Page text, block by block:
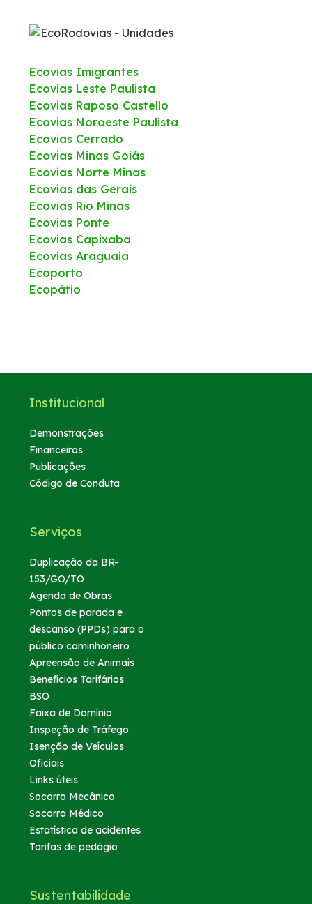
Ecovias Imigrantes
Ecovias Leste Paulista
Ecovias Raposo Castello
Ecovias Noroeste Paulista
Ecovias Cerrado
Ecovias Minas Goiás
Ecovias Norte Minas
Ecovias das Gerais
Ecovias Rio Minas
Ecovias Ponte
Ecovias Capixaba
Ecovias Araguaia
Ecoporto
Ecopátio
Institucional
Demonstrações
Financeiras
Publicações
Código de Conduta
Serviços
Duplicação da BR-
153/GO/TO
Agenda de Obras
Pontos de parada e
descanso (PPDs) para o
público caminhoneiro
Apreensão de Animais
Benefícios Tarifários
BSO
Faixa de Domínio
Inspeção de Tráfego
Isenção de Veículos
Oficiais
Links úteis
Socorro Mecânico
Socorro Médico
Estatística de acidentes
Tarifas de pedágio
Sustentabilidade